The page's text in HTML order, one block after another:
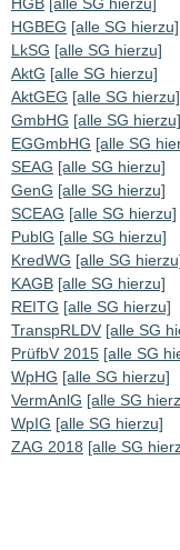
HGBEG [alle SG hierzu]
LkSG [alle SG hierzu]
AktG [alle SG hierzu]
AktGEG [alle SG hierzu]
GmbHG [alle SG hierzu]
EGGmbHG [alle SG
SEAG [alle SG hierzu]
GenG [alle SG hierzu]
SCEAG [alle SG hierzu]
PublG [alle SG hierzu]
KredWG [alle SG
KAGB [alle SG hierzu]
REITG [alle SG hierzu]
TranspRLDV [alle SG
PrüfbV 2015 [alle SG
WpHG [alle SG hierzu]
VermAnlG [alle SG
WpIG [alle SG hierzu]
ZAG 2018 [alle SG